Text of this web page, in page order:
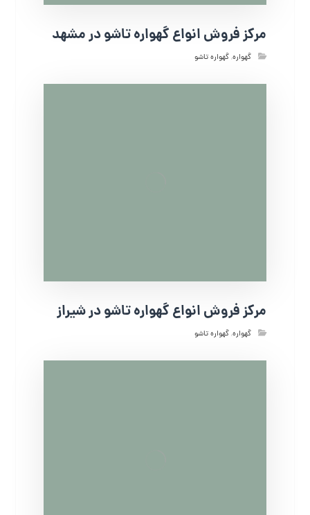
مرکز فروش انواع گهواره تاشو در مشهد
گهواره,گهواره تاشو
مرکز فروش انواع گهواره تاشو در شیراز
گهواره,گهواره تاشو